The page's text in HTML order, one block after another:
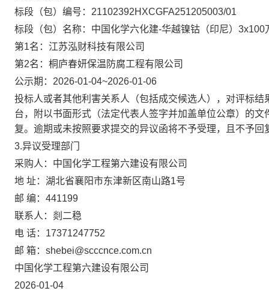
标段（包）编号：21102392HXCGFA251205003/01
标段（包）名称：中国化学六化建-华越镍钴（印尼）
第1名：江苏泓财科技有限公司
第2名：桐庐春妍保温防腐工程有限公司
公示期：2026-01-04~2026-01-06
投标人或者其他利害关系人（包括成交候选人），对评标
台，附以书面形式（法定代表人签字并加盖单位公章）的
复。逾期或未按照要求提交的异议函将不予受理，且不予回
3.异议受理部门
采购人：中国化学工程第六建设有限公司
地 址：湖北省襄阳市东津新区南山路1号
邮 编：441199
联系人：剡二稳
电 话：17371247752
邮 箱：shebei@scccnce.com.cn
中国化学工程第六建设有限公司
2026-01-04